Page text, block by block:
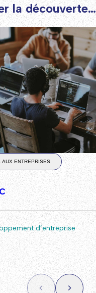
la découverte…
AUX ENTREPRISES
d’entreprise